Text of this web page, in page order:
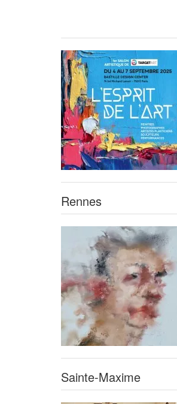
Rennes
Sainte-Maxime